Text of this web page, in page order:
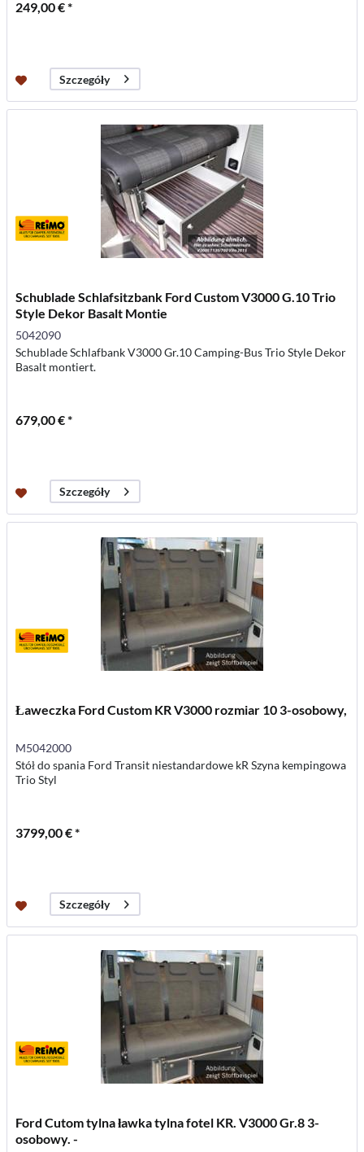
249,00 € *
Szczegóły
Schublade Schlafsitzbank Ford Custom V3000 G.10 Trio
Style Dekor Basalt Montie
5042090
Schublade Schlafbank V3000 Gr.10 Camping-Bus Trio Style Dekor
Basalt montiert.
679,00 € *
Szczegóły
Ławeczka Ford Custom KR V3000 rozmiar 10 3-osobowy,
M5042000
Stół do spania Ford Transit niestandardowe kR Szyna kempingowa
Trio Styl
3799,00 € *
Szczegóły
Ford Cutom tylna ławka tylna fotel KR. V3000 Gr.8 3-
osobowy. -